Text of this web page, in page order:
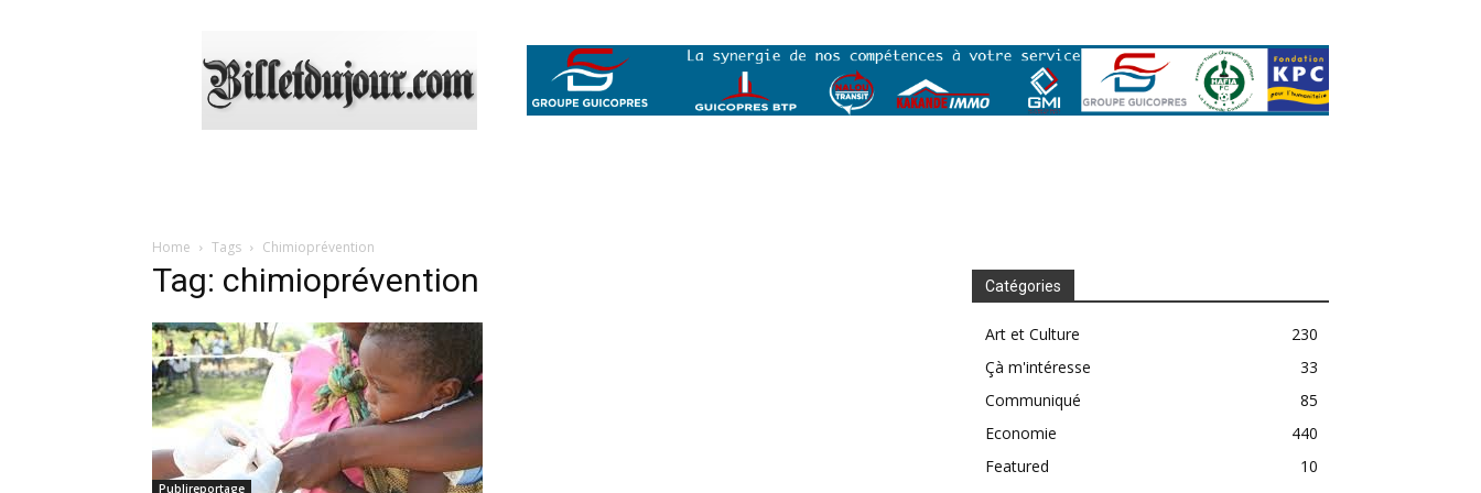
Home Tags Chimioprévention
Tag: chimioprévention
Publireportage
Catégories
Art et Culture
230
Çà m'intéresse
33
Communiqué
85
Economie
440
Featured
10